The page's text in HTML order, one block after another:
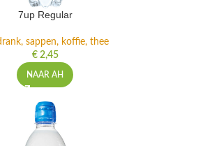
7up Regular
sappen, koffie, thee
€2,45
NAAR AH